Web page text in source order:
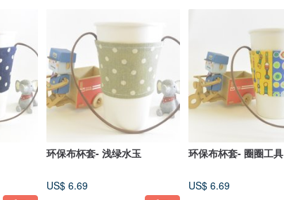
环保布杯套- 浅绿水玉
US$ 6.69
环保布杯套- 圈圈工具
US$ 6.69